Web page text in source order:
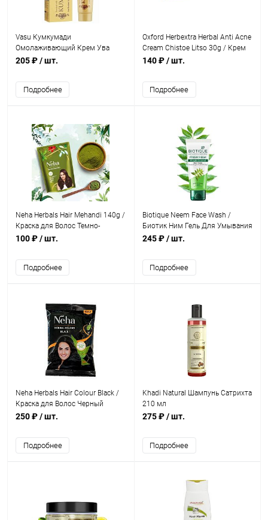
Vasu Кумкумади
Омолаживающий Крем Ува
Инста Глоу 50 г
205 ₽/ шт.
Подробнее
Oxford Herbextra Herbal Anti Acne
Cream Chistoe Litso 30g / Крем
Против Угревой Сыпи и
140 ₽/ шт.
Подробнее
Neha Herbals Hair Mehandi 140g /
Краска для Волос Темно-
Каштановый 140 г
100 ₽/ шт.
Подробнее
Biotique Neem Face Wash /
Биотик Ним Гель Для Умывания
100 мл
245 ₽/ шт.
Подробнее
Neha Herbals Hair Colour Black /
Краска для Волос Черный
(20г*10 пакетик) 200 г
250 ₽/ шт.
Подробнее
Khadi Natural Шампунь Сатрихта
210 мл
275 ₽/ шт.
Подробнее